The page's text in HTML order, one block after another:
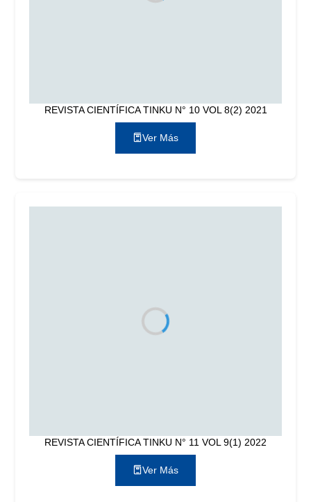
REVISTA CIENTÍFICA TINKU N° 10 VOL 8(2) 2021
Ver Más
REVISTA CIENTÍFICA TINKU N° 11 VOL 9(1) 2022
Ver Más